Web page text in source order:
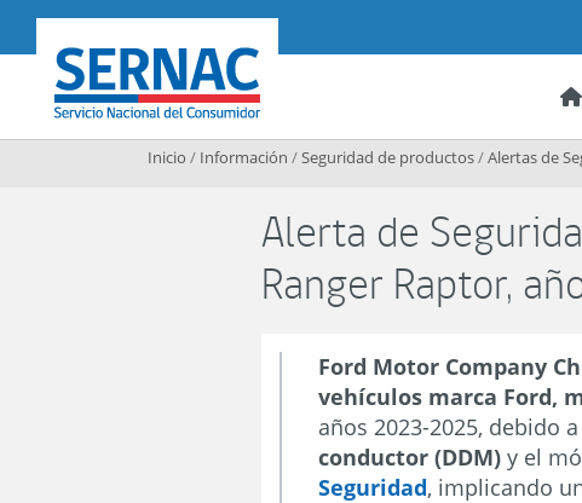
SERNAC
Inicio / Información /Seguridad de productos/Alertas de
Alerta de
Ranger Raptor,
Ford Motor Company
vehículos marca Ford,
años 2023-2025, debido
conductor (DDM)y el
Seguridad, implicando